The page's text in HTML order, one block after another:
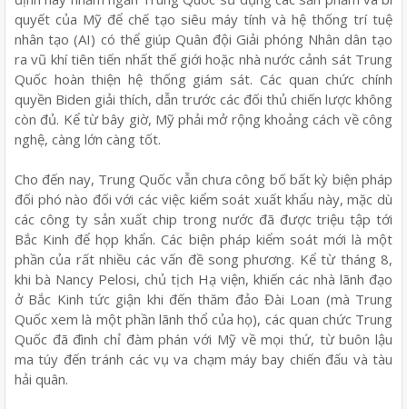
quyết của Mỹ để chế tạo siêu máy tính và hệ thống trí tuệ
nhân tạo (AI) có thể giúp Quân đội Giải phóng Nhân dân tạo
ra vũ khí tiên tiến nhất thế giới hoặc nhà nước cảnh sát Trung
Quốc hoàn thiện hệ thống giám sát. Các quan chức chính
quyền Biden giải thích, dẫn trước các đối thủ chiến lược không
còn đủ. Kể từ bây giờ, Mỹ phải mở rộng khoảng cách về công
nghệ, càng lớn càng tốt.
Cho đến nay, Trung Quốc vẫn chưa công bố bất kỳ biện pháp
đối phó nào đối với các việc kiểm soát xuất khẩu này, mặc dù
các công ty sản xuất chip trong nước đã được triệu tập tới
Bắc Kinh để họp khẩn. Các biện pháp kiểm soát mới là một
phần của rất nhiều các vấn đề song phương. Kể từ tháng 8,
khi bà Nancy Pelosi, chủ tịch Hạ viện, khiến các nhà lãnh đạo
ở Bắc Kinh tức giận khi đến thăm đảo Đài Loan (mà Trung
Quốc xem là một phần lãnh thổ của họ), các quan chức Trung
Quốc đã đình chỉ đàm phán với Mỹ về mọi thứ, từ buôn lậu
ma túy đến tránh các vụ va chạm máy bay chiến đấu và tàu
hải quân.